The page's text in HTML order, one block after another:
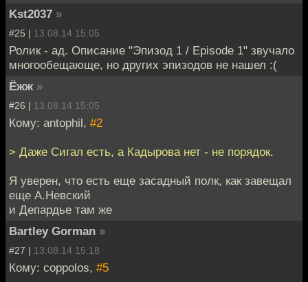
Kst2037 »
#25 | 13.08.14 15:05
Ролик - ад. Описание "Эпизод 1 / Episode 1" звучало
многообещающе, но других эпизодов не нашел :(
Ёжж »
#26 | 13.08.14 15:05
Кому: antophil, #2
> Даже Сигал есть, а Кадырова нет - не порядок.
Я уверен, что есть еще засадный полк, как завещал
еще А.Невский
и Депардье там же
Bartley Gorman »
#27 | 13.08.14 15:18
Кому: coppolos, #5